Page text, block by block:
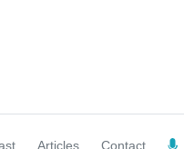
Articles Contact